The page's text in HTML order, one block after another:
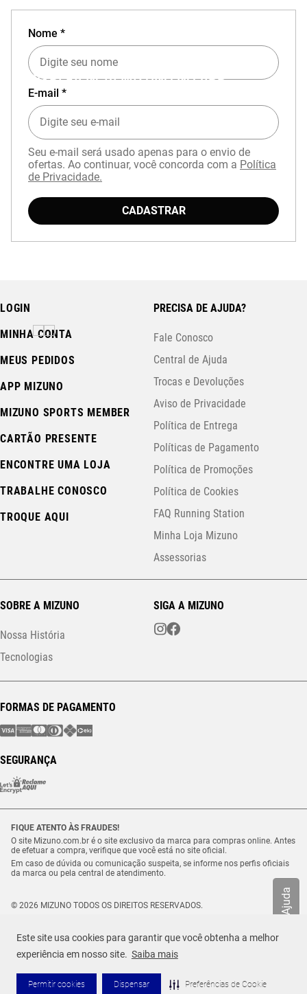
Este site usa cookies para garantir que você obtenha a melhor
experiência em nosso site. Saiba mais
Permitir cookies Dispensar Preferências de Cookie
Ajuda
TAMANHO
Selecione o seu tamanho
EXPERIÊNCIA MIZUNO NO APP
Baixe o aplicativo Mizuno e garanta15% OFF
APP15.
Nome *
E-mail *
Seu e-mail será usado apenas para o envio de
ofertas. Ao continuar, você concorda com a Política
de Privacidade.
CADASTRAR
LOGIN
MINHA CONTA
MEUS PEDIDOS
APP MIZUNO
MIZUNO SPORTS MEMBER
CARTÃO PRESENTE
ENCONTRE UMA LOJA
TRABALHE CONOSCO
TROQUE AQUI
PRECISA DE AJUDA?
Fale Conosco
Central de Ajuda
Trocas e Devoluções
Aviso de Privacidade
Política de Entrega
Políticas de Pagamento
Política de Promoções
Política de Cookies
FAQ Running Station
Minha Loja Mizuno
Assessorias
SOBRE A MIZUNO
Nossa História
Tecnologias
SIGA A MIZUNO
FORMAS DE PAGAMENTO
SEGURANÇA
FIQUE ATENTO ÀS FRAUDES!
O site Mizuno.com.br é o site exclusivo da marca para compras online. Antes
de efetuar a compra, verifique que você está no site oficial.
Em caso de dúvida ou comunicação suspeita, se informe nos perfis oficiais
da marca ou pela central de atendimento.
© 2026 MIZUNO TODOS OS DIREITOS RESERVADOS.
Estrada Municipal Luiz Lopes Neto, n.º 21 – Tenentes – CEP. 37.640-000 –
Extrema/MG